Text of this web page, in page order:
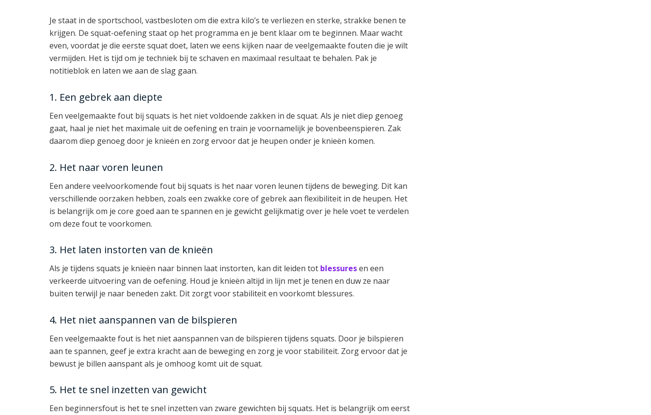
Je staat in de sportschool, vastbesloten om die extra kilo’s te verliezen en sterke, strakke benen te
krijgen. De squat-oefening staat op het programma en je bent klaar om te beginnen. Maar wacht
even, voordat je die eerste squat doet, laten we eens kijken naar de veelgemaakte fouten die je wilt
vermijden. Het is tijd om je techniek bij te schaven en maximaal resultaat te behalen. Pak je
notitieblok en laten we aan de slag gaan.
1. Een gebrek aan diepte
Een veelgemaakte fout bij squats is het niet voldoende zakken in de squat. Als je niet diep genoeg
gaat, haal je niet het maximale uit de oefening en train je voornamelijk je bovenbeenspieren. Zak
daarom diep genoeg door je knieën en zorg ervoor dat je heupen onder je knieën komen.
2. Het naar voren leunen
Een andere veelvoorkomende fout bij squats is het naar voren leunen tijdens de beweging. Dit kan
verschillende oorzaken hebben, zoals een zwakke core of gebrek aan flexibiliteit in de heupen. Het
is belangrijk om je core goed aan te spannen en je gewicht gelijkmatig over je hele voet te verdelen
om deze fout te voorkomen.
3. Het laten instorten van de knieën
Als je tijdens squats je knieën naar binnen laat instorten, kan dit leiden tot blessuresen een
verkeerde uitvoering van de oefening. Houd je knieën altijd in lijn met je tenen en duw ze naar
buiten terwijl je naar beneden zakt. Dit zorgt voor stabiliteit en voorkomt blessures.
4. Het niet aanspannen van de bilspieren
Een veelgemaakte fout is het niet aanspannen van de bilspieren tijdens squats. Door je bilspieren
aan te spannen, geef je extra kracht aan de beweging en zorg je voor stabiliteit. Zorg ervoor dat je
bewust je billen aanspant als je omhoog komt uit de squat.
5. Het te snel inzetten van gewicht
Een beginnersfout is het te snel inzetten van zware gewichten bij squats. Het is belangrijk om eerst